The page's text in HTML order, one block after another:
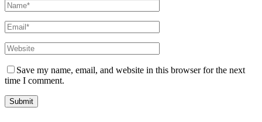
Save my name, email, and website in this browser for the next
time I comment.